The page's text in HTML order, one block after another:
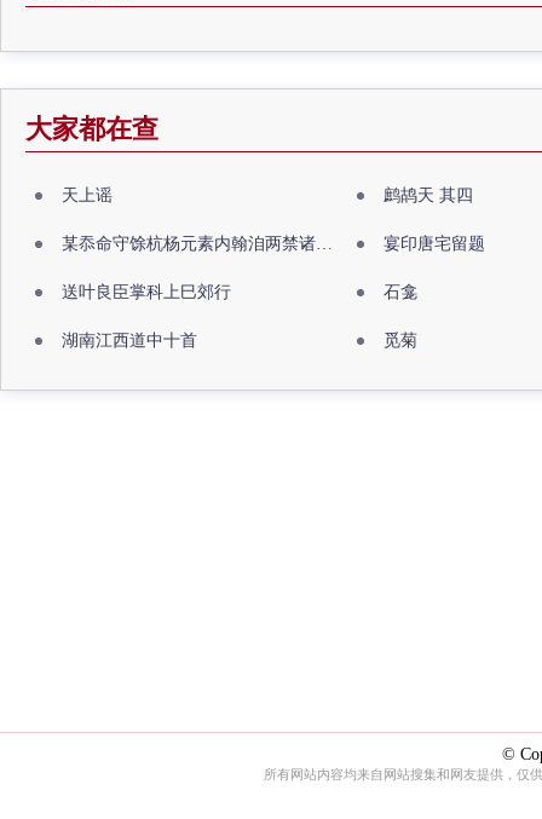
大家都在查
天上谣 鹧鸪天 其四
某忝命守馀杭杨元素内翰洎两禁诸公出祖佛寺 宴印唐宅留题
送叶良臣掌科上巳郊行 石龛
湖南江西道中十首 觅菊
©
所有网站内容均来自网站搜集和网友提供，仅